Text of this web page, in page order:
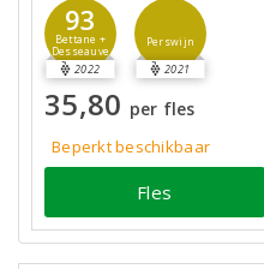
93
Bettane +
Desseauve
2022
Perswijn
2021
35,80 per fles
Beperkt beschikbaar
Fles